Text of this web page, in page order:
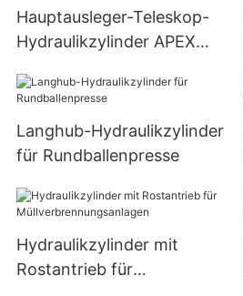
Hauptausleger-Teleskop-
Hydraulikzylinder APEX
Langhub-Hydraulikzylinder
für Rundballenpresse
Hydraulikzylinder mit
Rostantrieb für